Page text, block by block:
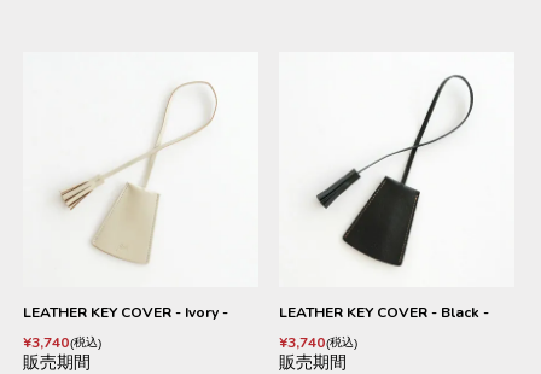
LEATHER KEY COVER - Ivory -
¥3,740 税込
販売期間
LEATHER KEY COVER - Black -
¥3,740 税込
販売期間